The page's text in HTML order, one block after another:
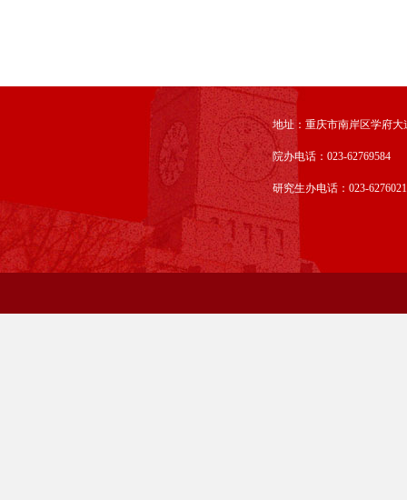
地址：重庆市南岸区学府大
院办电话：023-62769584
研究生办电话：023-